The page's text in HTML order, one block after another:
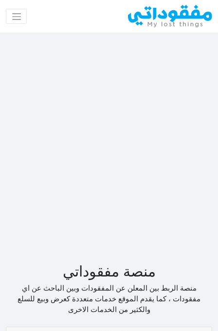
منصة مفقوداتي
منصة الربط بين المعلن عن المفقودات وبين الباحث عن اي
مفقودات ، كما يقدم الموقع خدمات متعددة كعرض وبيع للسلع
والكثير من الخدمات الاخرى